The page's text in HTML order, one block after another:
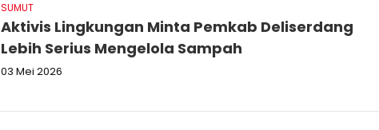
SUMUT
Aktivis Lingkungan Minta Pemkab Deliserdang
Lebih Serius Mengelola Sampah
03 Mei 2026